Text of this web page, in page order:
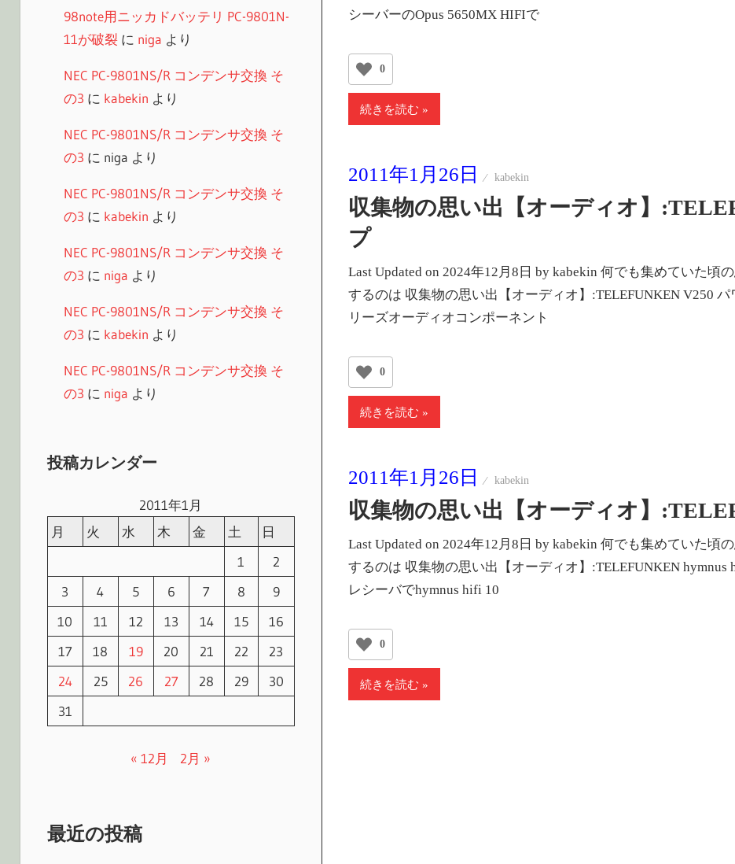
シーバーのOpus 5650MX HIFIで
0
続きを読む
2011年1月26日 kabekin
収集物の思い出【オーディオ】
プ
Last Updated on 2024年12月8日 by kabekin 何でも集めていた頃
するのは 収集物の思い出【オーディオ】:TELEFUNKEN V250
リーズオーディオコンポーネント
0
続きを読む
2011年1月26日 kabekin
収集物の思い出【オーディオ】
Last Updated on 2024年12月8日 by kabekin 何でも集めていた頃
するのは 収集物の思い出【オーディオ】:TELEFUNKEN
レシーバでhymnus hifi 10
0
続きを読む
98note用ニッカドバッテリ PC-9801N-
11が破裂に niga より
NEC PC-9801NS/R コンデンサ交換 そ
の3 に kabekin より
NEC PC-9801NS/R コンデンサ交換 そ
の3 に niga より
NEC PC-9801NS/R コンデンサ交換 そ
の3 に kabekin より
NEC PC-9801NS/R コンデンサ交換 そ
の3 に niga より
NEC PC-9801NS/R コンデンサ交換 そ
の3 に kabekin より
NEC PC-9801NS/R コンデンサ交換 そ
の3 に niga より
投稿カレンダー
2011年1月
月
火 水 木 金 土
日
1
2
3
4 5 6 7 8
9
10
11 12 13 14 15
16
17
18 19 20 21 22
23
24
25 26 27 28 29
30
31
« 12月 2月 »
最近の投稿